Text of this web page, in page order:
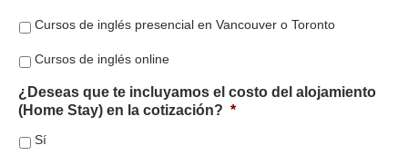
Cursos de inglés presencial en Vancouver o Toronto
Cursos de inglés online
¿Deseas que te incluyamos el costo del alojamiento
(Home Stay) en la cotización? *
Sí